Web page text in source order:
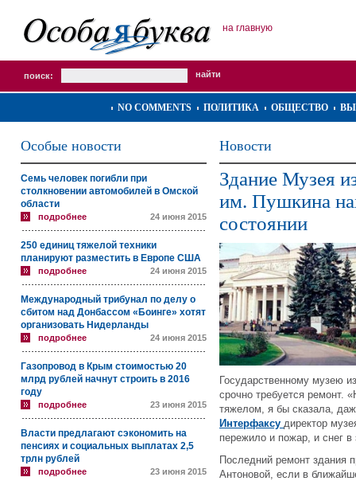
на главную
поиск:
NO COMMENTS ПОЛИТИКА ОБЩЕСТВО
Особые новости
Семь человек погибли при
столкновении автомобилей в Омской
области
подробнее 24 июня 2015
250 единиц тяжелой техники
планируют разместить в Европе США
подробнее 24 июня 2015
Международный трибунал по делу о
сбитом над Донбассом «Боинге» хотят
организовать Нидерланды
подробнее 24 июня 2015
Газопровод в Крым стоимостью 20
млрд рублей начнут строить в 2016
году
подробнее 23 июня 2015
Власти предлагают сэкономить на
пенсиях и социальных выплатах 2,5
трлн рублей
подробнее 23 июня 2015
Новости
Здание Музея
им. Пушкина
состоянии
Государственному музею
срочно требуется ремонт.
тяжелом, я бы сказала,
Интерфаксу директор
пережило и пожар, и снег
Последний ремонт здания
Антоновой, если в